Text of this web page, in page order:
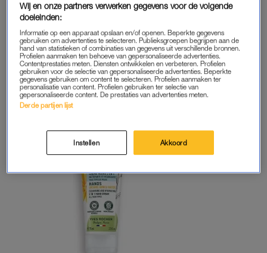
YVES ROCHER
De handcrème van Yves Rocher is verrijkt met biologisch
arnicawater, dat bekendstaat om zijn beschermende
eigenschappen. Extra fijn: hij hydrateert niet alleen, maar
reinigt ook direct je handen.
Wij en onze partners verwerken gegevens voor de volgende
doeleinden:
Informatie op een apparaat opslaan en/of openen. Beperkte gegevens
gebruiken om advertenties te selecteren. Publieksgroepen begrijpen aan de
hand van statistieken of combinaties van gegevens uit verschillende bronnen.
Profielen aanmaken ten behoeve van gepersonaliseerde advertenties.
Contentprestaties meten. Diensten ontwikkelen en verbeteren. Profielen
gebruiken voor de selectie van gepersonaliseerde advertenties. Beperkte
gegevens gebruiken om content te selecteren. Profielen aanmaken ter
personalisatie van content. Profielen gebruiken ter selectie van
gepersonaliseerde content. De prestaties van advertenties meten.
Derde partijen lijst
Instellen Akkoord